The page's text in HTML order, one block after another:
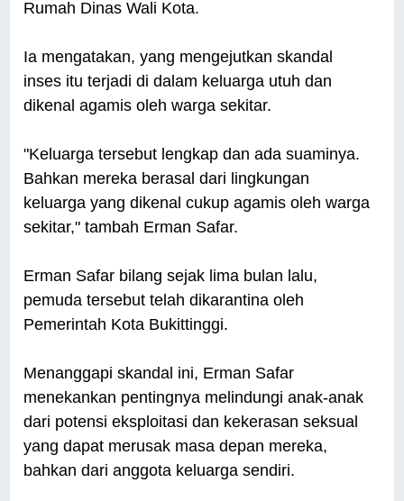
Rumah Dinas Wali Kota.
Ia mengatakan, yang mengejutkan skandal
inses itu terjadi di dalam keluarga utuh dan
dikenal agamis oleh warga sekitar.
"Keluarga tersebut lengkap dan ada suaminya.
Bahkan mereka berasal dari lingkungan
keluarga yang dikenal cukup agamis oleh warga
sekitar," tambah Erman Safar.
Erman Safar bilang sejak lima bulan lalu,
pemuda tersebut telah dikarantina oleh
Pemerintah Kota Bukittinggi.
Menanggapi skandal ini, Erman Safar
menekankan pentingnya melindungi anak-anak
dari potensi eksploitasi dan kekerasan seksual
yang dapat merusak masa depan mereka,
bahkan dari anggota keluarga sendiri.